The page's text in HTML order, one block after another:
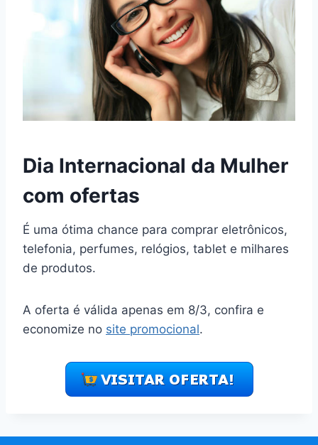
Dia Internacional da Mulher
com ofertas
É uma ótima chance para comprar eletrônicos,
telefonia, perfumes, relógios, tablet e milhares
de produtos.
A oferta é válida apenas em 8/3, confira e
economize no site promocional.